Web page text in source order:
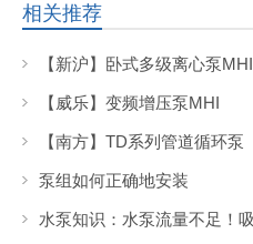
相关推荐
【新沪】卧式多级离心泵MHI
【威乐】变频增压泵MHI
【南方】TD系列管道循环泵
泵组如何正确地安装